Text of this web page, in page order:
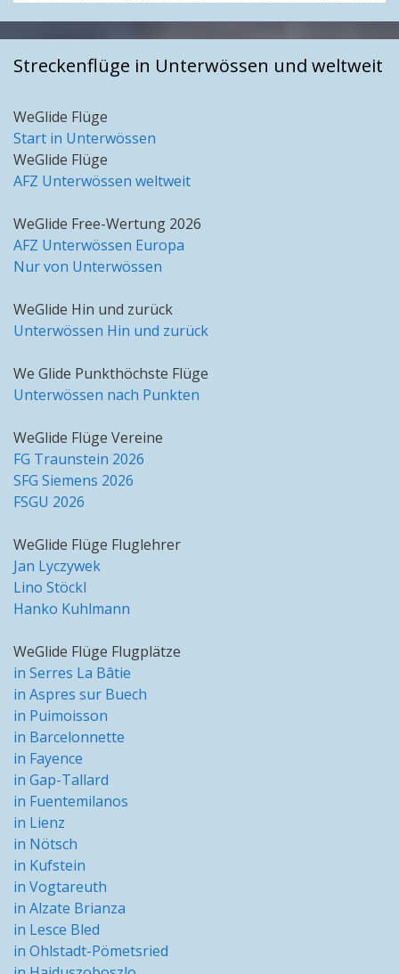
Streckenflüge in Unterwössen und weltweit
WeGlide Flüge
Start in Unterwössen
WeGlide Flüge
AFZ Unterwössen weltweit
WeGlide Free-Wertung 2026
AFZ Unterwössen Europa
Nur von Unterwössen
WeGlide Hin und zurück
Unterwössen Hin und zurück
We Glide Punkthöchste Flüge
Unterwössen nach Punkten
WeGlide Flüge Vereine
FG Traunstein 2026
SFG Siemens 2026
FSGU 2026
WeGlide Flüge Fluglehrer
Jan Lyczywek
Lino Stöckl
Hanko Kuhlmann
WeGlide Flüge Flugplätze
in Serres La Bâtie
in Aspres sur Buech
in Puimoisson
in Barcelonnette
in Fayence
in Gap-Tallard
in Fuentemilanos
in Lienz
in Nötsch
in Kufstein
in Vogtareuth
in Alzate Brianza
in Lesce Bled
in Ohlstadt-Pömetsried